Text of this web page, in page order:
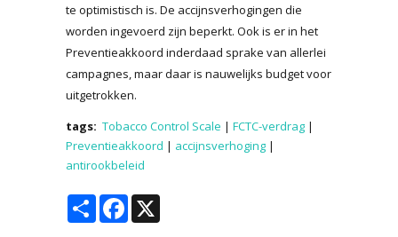
te optimistisch is. De accijnsverhogingen die
worden ingevoerd zijn beperkt. Ook is er in het
Preventieakkoord inderdaad sprake van allerlei
campagnes, maar daar is nauwelijks budget voor
uitgetrokken.
tags: Tobacco Control Scale | FCTC-verdrag |
Preventieakkoord | accijnsverhoging |
antirookbeleid
Share Facebook